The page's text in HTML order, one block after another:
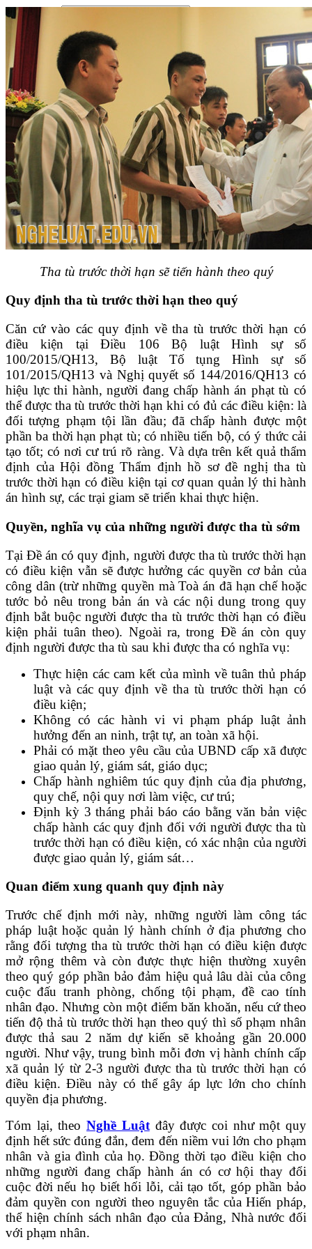
Tha tù trước thời hạn sẽ tiến hành theo quý
Quy định tha tù trước thời hạn theo quý
Căn cứ vào các quy định về tha tù trước thời hạn có
điều kiện tại Điều 106 Bộ luật Hình sự số
100/2015/QH13, Bộ luật Tố tụng Hình sự số
101/2015/QH13 và Nghị quyết số 144/2016/QH13 có
hiệu lực thi hành, người đang chấp hành án phạt tù có
thể được tha tù trước thời hạn khi có đủ các điều kiện: là
đối tượng phạm tội lần đầu; đã chấp hành được một
phần ba thời hạn phạt tù; có nhiều tiến bộ, có ý thức cải
tạo tốt; có nơi cư trú rõ ràng. Và dựa trên kết quả thẩm
định của Hội đồng Thẩm định hồ sơ đề nghị tha tù
trước thời hạn có điều kiện tại cơ quan quản lý thi hành
án hình sự, các trại giam sẽ triển khai thực hiện.
Quyền, nghĩa vụ của những người được tha tù sớm
Tại Đề án có quy định, người được tha tù trước thời hạn
có điều kiện vẫn sẽ được hưởng các quyền cơ bản của
công dân (trừ những quyền mà Toà án đã hạn chế hoặc
tước bỏ nêu trong bản án và các nội dung trong quy
định bắt buộc người được tha tù trước thời hạn có điều
kiện phải tuân theo). Ngoài ra, trong Đề án còn quy
định người được tha tù sau khi được tha có nghĩa vụ:
Thực hiện các cam kết của mình về tuân thủ pháp
luật và các quy định về tha tù trước thời hạn có
điều kiện;
Không có các hành vi vi phạm pháp luật ảnh
hưởng đến an ninh, trật tự, an toàn xã hội.
Phải có mặt theo yêu cầu của UBND cấp xã được
giao quản lý, giám sát, giáo dục;
Chấp hành nghiêm túc quy định của địa phương,
quy chế, nội quy nơi làm việc, cư trú;
Định kỳ 3 tháng phải báo cáo bằng văn bản việc
chấp hành các quy định đối với người được tha tù
trước thời hạn có điều kiện, có xác nhận của người
được giao quản lý, giám sát…
Quan điểm xung quanh quy định này
Trước chế định mới này, những người làm công tác
pháp luật hoặc quản lý hành chính ở địa phương cho
rằng đối tượng tha tù trước thời hạn có điều kiện được
mở rộng thêm và còn được thực hiện thường xuyên
theo quý góp phần bảo đảm hiệu quả lâu dài của công
cuộc đấu tranh phòng, chống tội phạm, đề cao tính
nhân đạo. Nhưng còn một điểm băn khoăn, nếu cứ theo
tiến độ thả tù trước thời hạn theo quý thì số phạm nhân
được thả sau 2 năm dự kiến sẽ khoảng gần 20.000
người. Như vậy, trung bình mỗi đơn vị hành chính cấp
xã quản lý từ 2-3 người được tha tù trước thời hạn có
điều kiện. Điều này có thể gây áp lực lớn cho chính
quyền địa phương.
Tóm lại, theoNghề Luậtđây được coi như một quy
định hết sức đúng đắn, đem đến niềm vui lớn cho phạm
nhân và gia đình của họ. Đồng thời tạo điều kiện cho
những người đang chấp hành án có cơ hội thay đổi
cuộc đời nếu họ biết hối lỗi, cải tạo tốt, góp phần bảo
đảm quyền con người theo nguyên tắc của Hiến pháp,
thể hiện chính sách nhân đạo của Đảng, Nhà nước đối
với phạm nhân.